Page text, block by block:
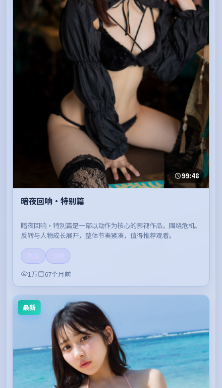
99:48
暗夜回响·特别篇
暗夜回响·特别篇是一部以动作为核心的影视作品，围绕危机、
反转与人物成长展开，整体节奏紧凑，值得推荐观看。
1万
67个月前
最新